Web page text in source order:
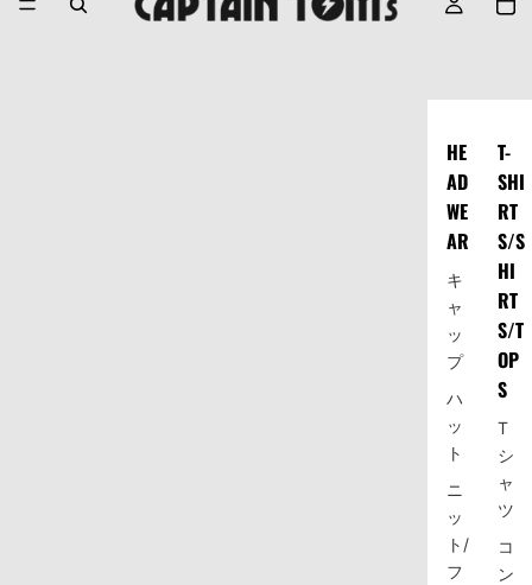
HE
AD
WE
AR
キ
ャ
ッ
プ
ハ
ッ
ト
ニ
ッ
ト/
フ
T-
SHI
RT
S/S
HI
RT
S/T
OP
S
T
シ
ャ
ツ
コ
ン